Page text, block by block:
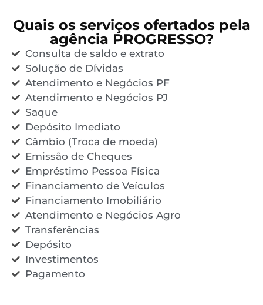
Quais os serviços ofertados pela
agência PROGRESSO?
Consulta de saldo e extrato
Solução de Dívidas
Atendimento e Negócios PF
Atendimento e Negócios PJ
Saque
Depósito Imediato
Câmbio (Troca de moeda)
Emissão de Cheques
Empréstimo Pessoa Física
Financiamento de Veículos
Financiamento Imobiliário
Atendimento e Negócios Agro
Transferências
Depósito
Investimentos
Pagamento